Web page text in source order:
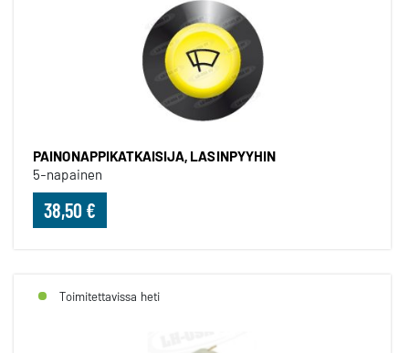
PAINONAPPIKATKAISIJA, LASINPYYHIN
5-napainen
38,50 €
Toimitettavissa heti